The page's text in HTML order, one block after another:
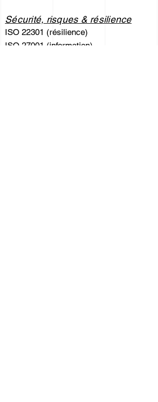
Sécurité, risques & résilience
ISO 22301 (résilience)
ISO 27001 (information)